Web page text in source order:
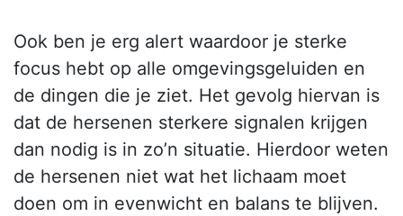
Ook ben je erg alert waardoor je sterke
focus hebt op alle omgevingsgeluiden en
de dingen die je ziet. Het gevolg hiervan is
dat de hersenen sterkere signalen krijgen
dan nodig is in zo’n situatie. Hierdoor weten
de hersenen niet wat het lichaam moet
doen om in evenwicht en balans te blijven.